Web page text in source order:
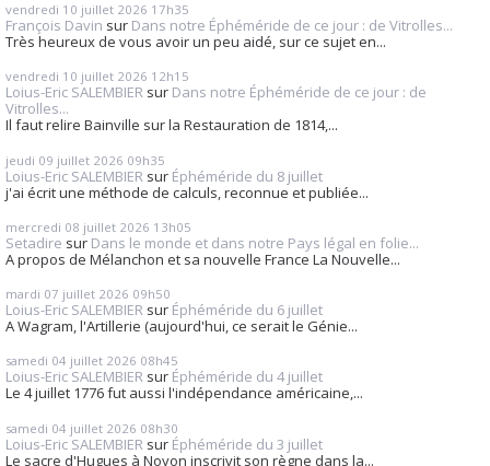
vendredi 10 juillet 2026 17h35
François Davin sur Dans notre Éphéméride de ce jour : de Vitrolles...
Très heureux de vous avoir un peu aidé, sur ce sujet en...
vendredi 10 juillet 2026 12h15
Loius-Eric SALEMBIER sur Dans notre Éphéméride de ce jour : de
Vitrolles...
Il faut relire Bainville sur la Restauration de 1814,...
jeudi 09 juillet 2026 09h35
Loius-Eric SALEMBIER sur Éphéméride du 8 juillet
j'ai écrit une méthode de calculs, reconnue et publiée...
mercredi 08 juillet 2026 13h05
Setadire sur Dans le monde et dans notre Pays légal en folie...
A propos de Mélanchon et sa nouvelle France La Nouvelle...
mardi 07 juillet 2026 09h50
Loius-Eric SALEMBIER sur Éphéméride du 6 juillet
A Wagram, l'Artillerie (aujourd'hui, ce serait le Génie...
samedi 04 juillet 2026 08h45
Loius-Eric SALEMBIER sur Éphéméride du 4 juillet
Le 4 juillet 1776 fut aussi l'indépendance américaine,...
samedi 04 juillet 2026 08h30
Loius-Eric SALEMBIER sur Éphéméride du 3 juillet
Le sacre d'Hugues à Noyon inscrivit son règne dans la...